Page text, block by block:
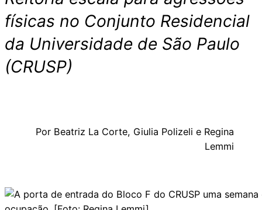
físicas no Conjunto Residencial
da Universidade de São Paulo
(CRUSP)
Por Beatriz La Corte, Giulia Polizeli e Regina
Lemmi